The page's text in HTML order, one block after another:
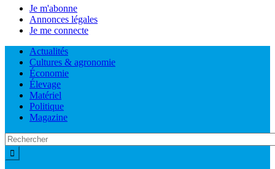
Je m'abonne
Annonces légales
Je me connecte
Actualités
Cultures & agronomie
Économie
Élevage
Matériel
Politique
Magazine